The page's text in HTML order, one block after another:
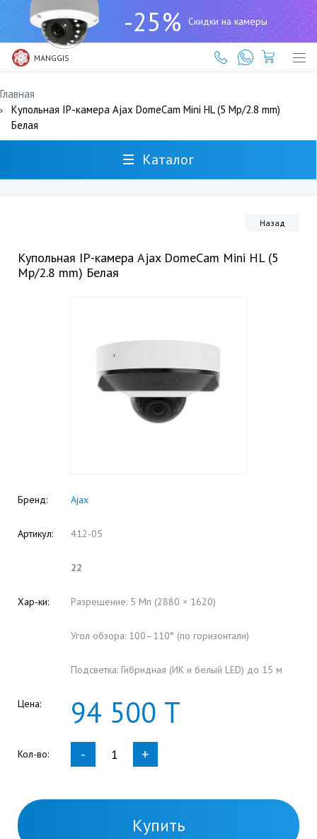
-25% Скидки на камеры
MANGGIS
(727)
317-
61-
61
Главная
Купольная IP-камера Ajax DomeCam Mini HL (5 Mp/2.8 mm)
Белая
Каталог
Назад
Купольная IP-камера Ajax DomeCam Mini HL (5
Mp/2.8 mm) Белая
Бренд: Ajax
Артикул: 412-05
22
Хар-ки: Разрешение: 5 Мп (2880 × 1620)
Угол обзора: 100–110° (по горизонтали)
Подсветка: Гибридная (ИК и белый LED) до 15 м
Цена: 94 500 Т
Кол-во: - +
Купить